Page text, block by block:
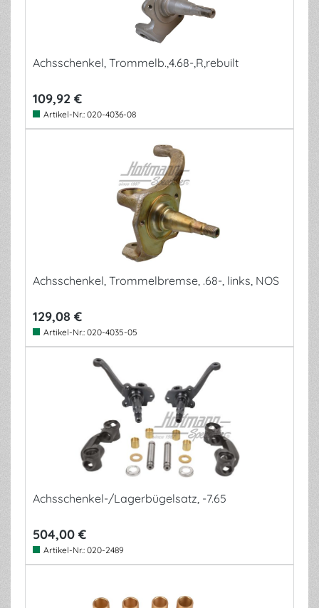
Achsschenkel, Trommelb.,4.68-,R,rebuilt
109,92 €
Artikel-Nr.: 020-4036-08
Achsschenkel, Trommelbremse, .68-, links, NOS
129,08 €
Artikel-Nr.: 020-4035-05
Achsschenkel-/Lagerbügelsatz, -7.65
504,00 €
Artikel-Nr.: 020-2489